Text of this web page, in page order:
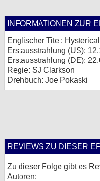
INFORMATIONEN ZUR
Englischer Titel:
Erstausstrahlung (US):
Erstausstrahlung (DE):
Regie: SJ Clarkson
Drehbuch: Joe Pokaski
REVIEWS ZU DIESER
Zu dieser Folge gibt es
Autoren: